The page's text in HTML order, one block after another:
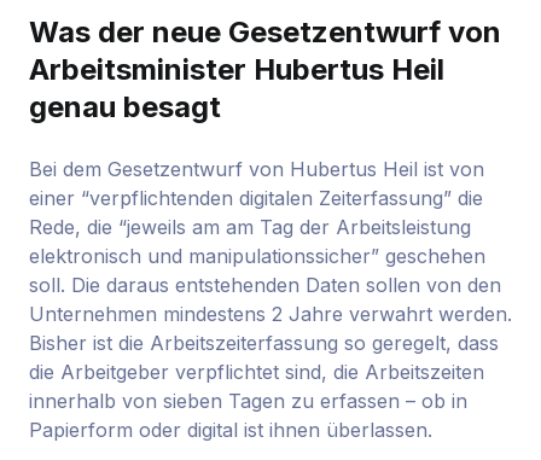
Was der neue Gesetzentwurf von
Arbeitsminister Hubertus Heil
genau besagt
Bei dem Gesetzentwurf von Hubertus Heil ist von
einer “verpflichtenden digitalen Zeiterfassung” die
Rede, die “jeweils am am Tag der Arbeitsleistung
elektronisch und manipulationssicher” geschehen
soll. Die daraus entstehenden Daten sollen von den
Unternehmen mindestens 2 Jahre verwahrt werden.
Bisher ist die Arbeitszeiterfassung so geregelt, dass
die Arbeitgeber verpflichtet sind, die Arbeitszeiten
innerhalb von sieben Tagen zu erfassen – ob in
Papierform oder digital ist ihnen überlassen.